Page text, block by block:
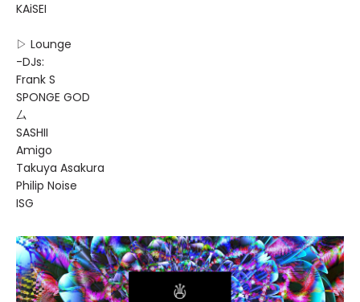
KAiSEI
▷ Lounge
-DJs:
Frank S
SPONGE GOD
厶
SASHII
Amigo
Takuya Asakura
Philip Noise
ISG